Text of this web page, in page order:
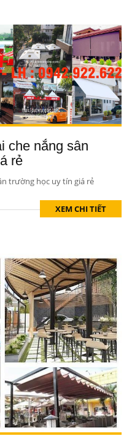
che nắng sân
rẻ
trường học uy tín giá rẻ
XEM CHI TIẾT